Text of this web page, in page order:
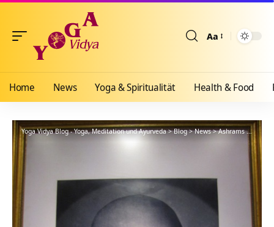
Aa
Home News Yoga & Spiritualität Health & Food
Yoga Vidya Blog - Yoga, Meditation und Ayurveda>Blog>News>Ashrams> Bad